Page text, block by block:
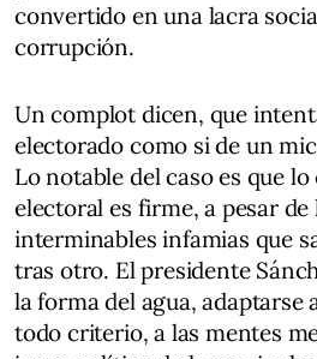
convertido en una lacra
corrupción.
Un complot dicen, que
electorado como si de un
Lo notable del caso es que
electoral es firme, a pesar de
interminables infamias que
tras otro. El presidente
la forma del agua, adaptarse
todo criterio, a las mentes